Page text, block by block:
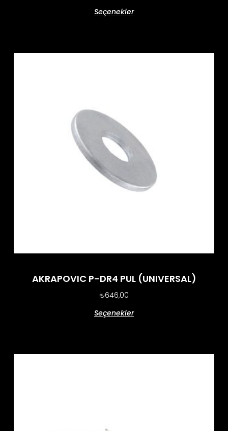
Seçenekler
AKRAPOVIC P-DR4 PUL (UNIVERSAL)
₺646,00
Seçenekler